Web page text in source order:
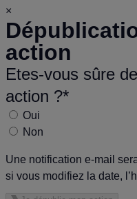
×
action
Etes-vous sûre
action ?*
Oui
Non
Une notification e-mail
si vous modifiez la date,